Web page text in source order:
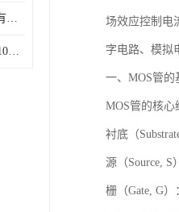
肖特基 MMO90-16IO6 没有机械移动部件
MOS管二极管 IXTN320N10T 由两个半导体材料组成
场效应控制电
字电路、模拟
一、MOS管的
MOS管的核心
衬底（
源（Source, S
栅（Gate, G